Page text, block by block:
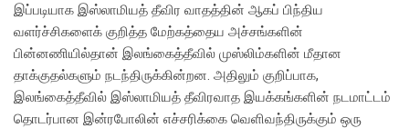
இப்படியாக இஸ்லாமியத் தீவிர வாதத்தின் ஆகப் பிந்திய
வளர்ச்சிகளைக் குறித்த மேற்கத்தைய அச்சங்களின்
பின்னணியில்தான் இலங்கைத்தீவில் முஸ்லிம்களின் மீதான
தாக்குதல்களும் நடந்திருக்கின்றன. அதிலும் குறிப்பாக,
இலங்கைத்தீவில் இஸ்லாமியத் தீவிரவாத இயக்கங்களின் நடமாட்டம்
தொடர்பான இன்ரபோலின் எச்சரிக்கை வெளிவந்திருக்கும் ஒரு